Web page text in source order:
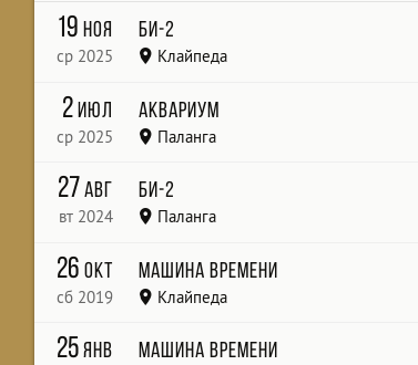
19ноя
ср 2025
Би-2
Клайпеда
Švyturio Arena
2июл
ср 2025
Аквариум
Паланга
Palangos koncertų salė
27авг
вт 2024
Би-2
Паланга
Palanga Concert Hall
26окт
сб 2019
Машина времени
Клайпеда
Švyturio arena
25янв Машина времени